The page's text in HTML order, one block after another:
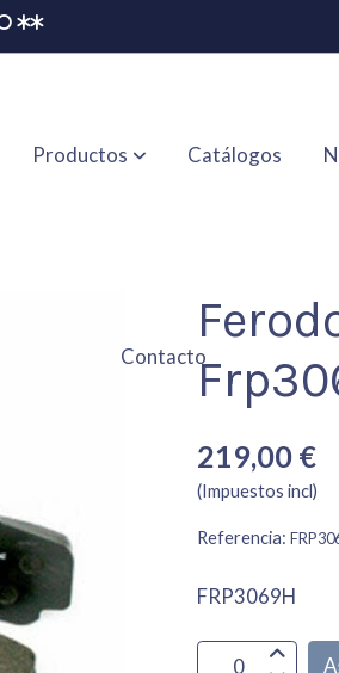
**
Productos Catálogos
Contacto
219,00 €
(Impuestos incl)
Referencia:
FRP3069H